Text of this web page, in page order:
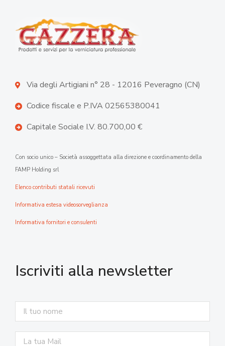
Via degli Artigiani n° 28 - 12016 Peveragno (CN)
Codice fiscale e P.IVA 02565380041
Capitale Sociale I.V. 80.700,00 €
Con socio unico – Società assoggettata alla direzione e coordinamento della
FAMP Holding srl
Elenco contributi statali ricevuti
Informativa estesa videosorveglianza
Informativa fornitori e consulenti
Iscriviti alla newsletter